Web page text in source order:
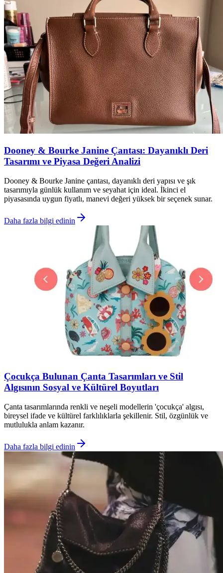
Dooney & Bourke Janine Çantası: Dayanıklı Deri
Tasarımı ve Piyasa Değeri Analizi
Dooney & Bourke Janine çantası, dayanıklı deri yapısı ve şık
tasarımıyla günlük kullanım ve seyahat için ideal. İkinci el
piyasasında uygun fiyatlı, manevi değeri yüksek bir seçenek sunar.
Daha fazla bilgi edinin
Çocukça Bulunan Çanta Tasarımları ve Stil
Algısının Sosyal ve Kültürel Boyutları
Çanta tasarımlarında renkli ve neşeli modellerin 'çocukça' algısı,
bireysel ifade ve kültürel farklılıklarla şekillenir. Stil, özgünlük ve
mutlulukla anlam kazanır.
Daha fazla bilgi edinin